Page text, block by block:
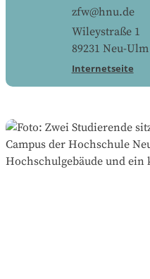
zfw@hnu.de
Wileystraße 1
89231 Neu-Ulm
Internetseite